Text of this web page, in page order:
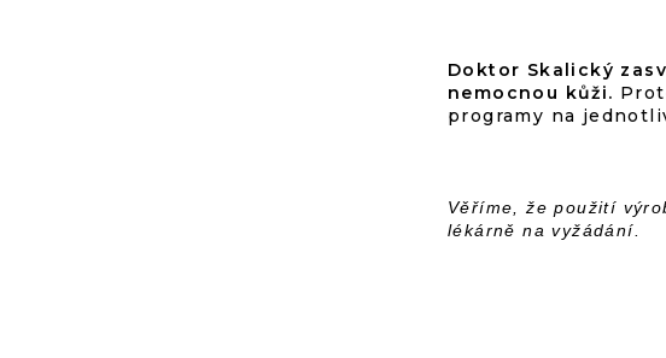
Doktor Skalický
nemocnou kůži.
programy na
Věříme, že použití
lékárně na vyžádání.